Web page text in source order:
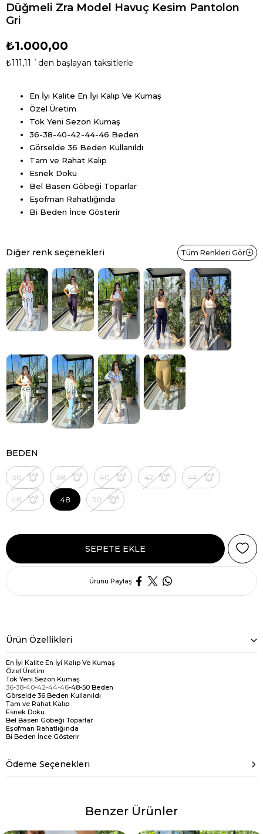
Düğmeli Zra Model Havuç Kesim Pantolon
Gri
₺1.000,00
₺111,11 `den başlayan taksitlerle
En İyi Kalite En İyi Kalıp Ve Kumaş
Özel Üretim
Tok Yeni Sezon Kumaş
36-38-40-42-44-46 Beden
Görselde 36 Beden Kullanıldı
Tam ve Rahat Kalıp
Esnek Doku
Bel Basen Göbeği Toparlar
Eşofman Rahatlığında
Bi Beden İnce Gösterir
Diğer renk seçenekleri Tüm Renkleri Gör
Tükendi Tükendi Tükendi
Tükendi Tükendi
BEDEN
36 38 40 42 44
46 48 50
Ürünü Paylaş
Ürün Özellikleri
En İyi Kalite En İyi Kalıp Ve Kumaş
Özel Üretim
Tok Yeni Sezon Kumaş
36-38-40-42-44-46-48-50 Beden
Görselde 36 Beden Kullanıldı
Tam ve Rahat Kalıp
Esnek Doku
Bel Basen Göbeği Toparlar
Eşofman Rahatlığında
Bi Beden İnce Gösterir
Ödeme Seçenekleri
Benzer Ürünler